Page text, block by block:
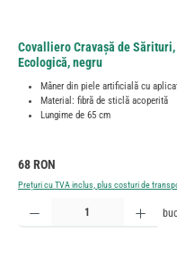
Covalliero Cravașă de
Ecologică, negru
Mâner din piele artificială cu
Material: fibră de sticlă acoperită
Lungime de 65 cm
Preț obișnuit:
68 RON
Prețuri cu TVA inclus, plus costuri de
Cantitate produs: Introduceți